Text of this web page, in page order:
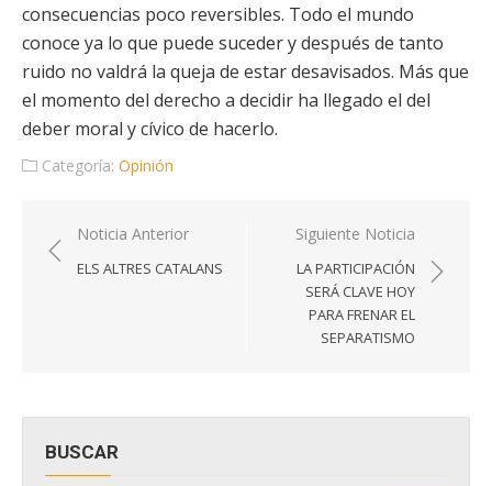
consecuencias poco reversibles. Todo el mundo
conoce ya lo que puede suceder y después de tanto
ruido no valdrá la queja de estar desavisados. Más que
el momento del derecho a decidir ha llegado el del
deber moral y cívico de hacerlo.
Categoría: Opinión
Navegación
de
Noticia Anterior
ELS ALTRES CATALANS
Siguiente Noticia
LA PARTICIPACIÓN
SERÁ CLAVE HOY
PARA FRENAR EL
SEPARATISMO
BUSCAR